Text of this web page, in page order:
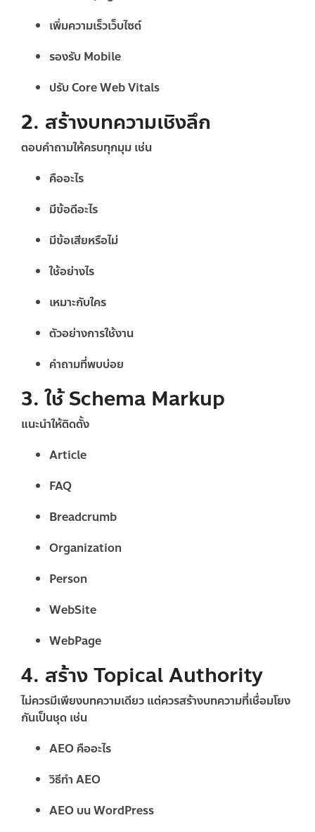
เพิ่มความเร็วเว็บไซต์
รองรับ Mobile
ปรับ Core Web Vitals
2. สร้างบทความเชิงลึก
ตอบคำถามให้ครบทุกมุม เช่น
คืออะไร
มีข้อดีอะไร
มีข้อเสียหรือไม่
ใช้อย่างไร
เหมาะกับใคร
ตัวอย่างการใช้งาน
คำถามที่พบบ่อย
3. ใช้ Schema Markup
แนะนำให้ติดตั้ง
Article
FAQ
Breadcrumb
Organization
Person
WebSite
WebPage
4. สร้าง Topical Authority
ไม่ควรมีเพียงบทความเดียว แต่ควรสร้างบทความที่เชื่อมโยง
กันเป็นชุด เช่น
AEO คืออะไร
วิธีทำ AEO
AEO บน WordPress